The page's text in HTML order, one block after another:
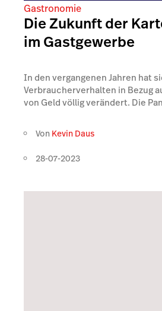
Gastronomie
Die Zukunft der
im Gastgewerbe
In den vergangenen Jahren hat
Verbraucherverhalten in Bezug
von Geld völlig verändert. Die
Von Kevin Daus
28-07-2023